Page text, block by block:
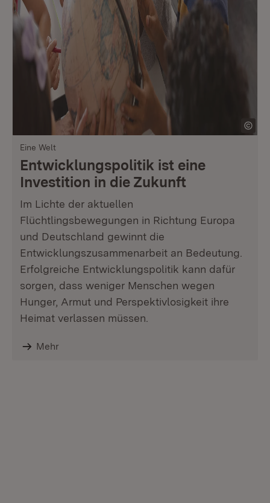
Eine Welt
Entwicklungspolitik ist eine
Investition in die Zukunft
Im Lichte der aktuellen
Flüchtlingsbewegungen in Richtung Europa
und Deutschland gewinnt die
Entwicklungszusammenarbeit an Bedeutung.
Erfolgreiche Entwicklungspolitik kann dafür
sorgen, dass weniger Menschen wegen
Hunger, Armut und Perspektivlosigkeit ihre
Heimat verlassen müssen.
Mehr